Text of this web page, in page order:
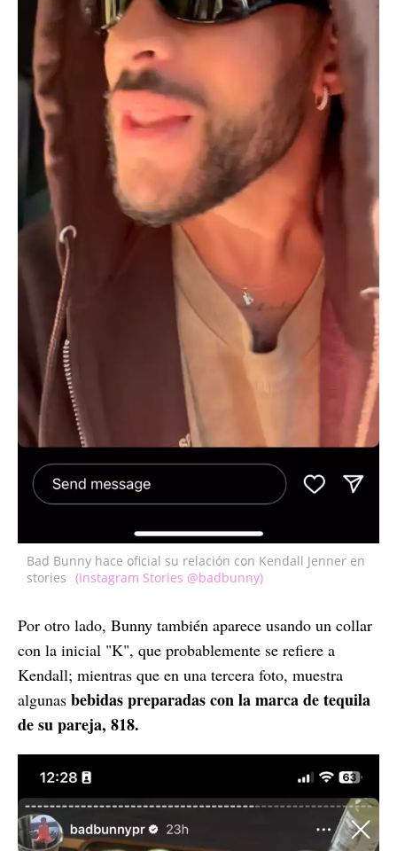
Bad Bunny hace oficial su relación con Kendall Jenner en
stories (Instagram Stories @badbunny)
Por otro lado, Bunny también aparece usando un collar
con la inicial "K", que probablemente se refiere a
Kendall; mientras que en una tercera foto, muestra
algunas bebidas preparadas con la marca de tequila
de su pareja, 818.